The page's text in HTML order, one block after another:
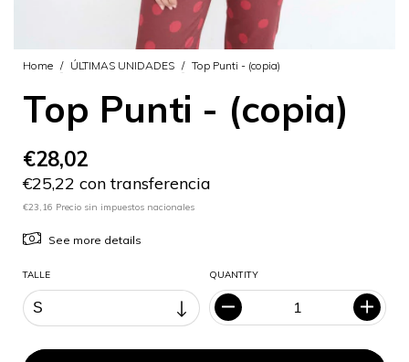
Home / ÚLTIMAS UNIDADES / Top Punti - (copia)
Top Punti - (copia)
€28,02
€25,22 con transferencia
€23,16 Precio sin impuestos nacionales
See more details
TALLE QUANTITY